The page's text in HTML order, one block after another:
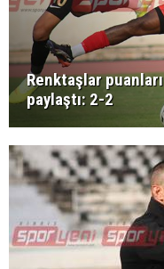
Renktaşlar puanları
paylaştı: 2-2